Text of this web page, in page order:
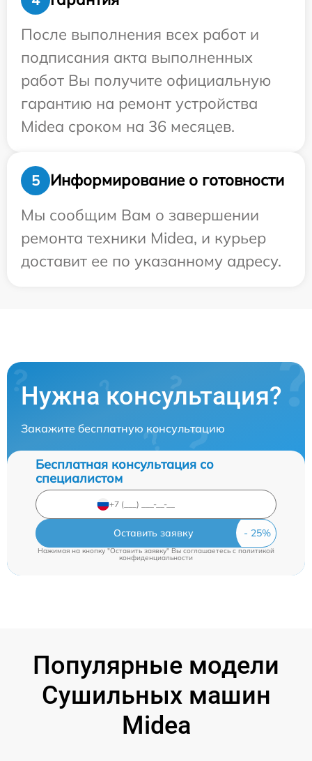
После выполнения всех работ и
подписания акта выполненных
работ Вы получите официальную
гарантию на ремонт устройства
Midea сроком на 36 месяцев.
5
Информирование о готовности
Мы сообщим Вам о завершении
ремонта техники Midea, и курьер
доставит ее по указанному адресу.
Нужна консультация?
Закажите бесплатную консультацию
Бесплатная консультация со
специалистом
Оставить заявку
Нажимая на кнопку "Оставить заявку" Вы соглашаетесь cполитикой
конфиденциальности
Популярные модели
Сушильных машин
Midea